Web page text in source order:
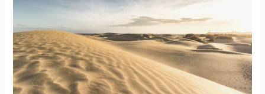
Lobos
|
Fuerteventura